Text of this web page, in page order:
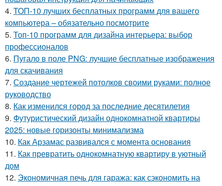
4. ТОП-10 лучших бесплатных программ для вашего
компьютера – обязательно посмотрите
5. Топ-10 программ для дизайна интерьера: выбор
профессионалов
6. Пугало в поле PNG: лучшие бесплатные изображения
для скачивания
7. Создание чертежей потолков своими руками: полное
руководство
8. Как изменился город за последние десятилетия
9. Футуристический дизайн однокомнатной квартиры
2025: новые горизонты минимализма
10. Как Арзамас развивался с момента основания
11. Как превратить однокомнатную квартиру в уютный
дом
12. Экономичная печь для гаража: как сэкономить на